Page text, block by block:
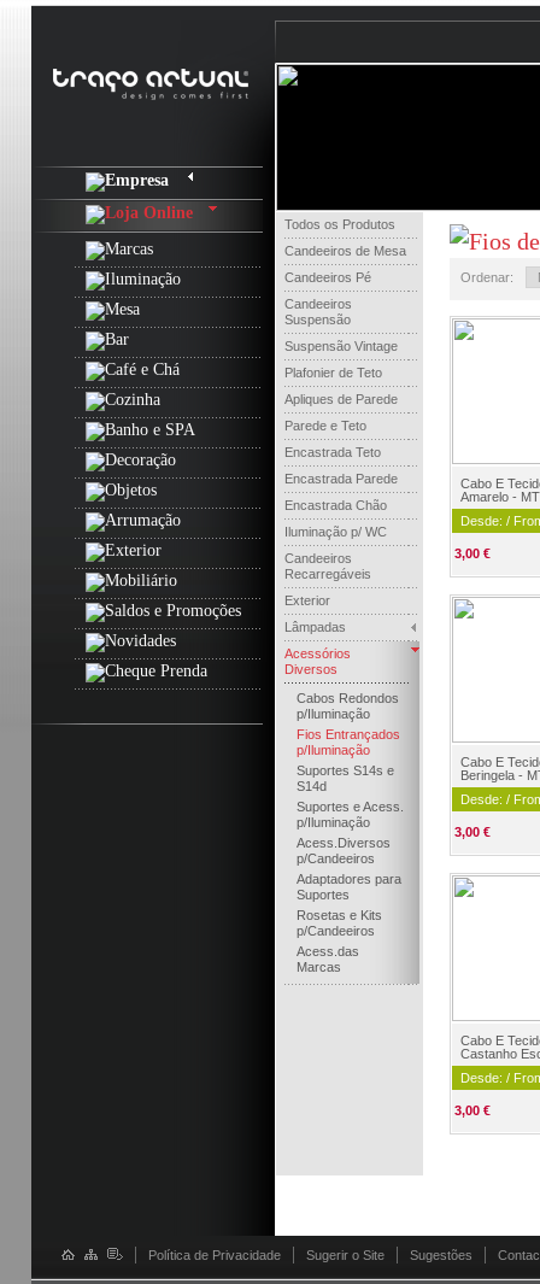
Todos os Produtos
Candeeiros de Mesa
Candeeiros Pé
Candeeiros
Suspensão
Suspensão Vintage
Plafonier de Teto
Apliques de Parede
Parede e Teto
Encastrada Teto
Encastrada Parede
Encastrada Chão
Iluminação p/ WC
Candeeiros
Recarregáveis
Exterior
Lâmpadas
Acessórios
Diversos
Cabos Redondos
p/Iluminação
Fios Entrançados
p/Iluminação
Suportes S14s e
S14d
Suportes e Acess.
p/Iluminação
Acess.Diversos
p/Candeeiros
Adaptadores para
Suportes
Rosetas e Kits
p/Candeeiros
Acess.das
Marcas
Ordenar:
Cabo E
Amarelo -
Desde: /
3,00 €
Cabo E
Beringela -
Desde: /
3,00 €
Cabo E
Castanho
Desde: /
3,00 €
Política de Privacidade Sugerir o Site Sugestões